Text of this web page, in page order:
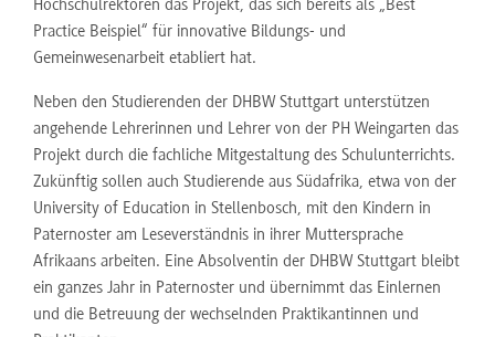
Hochschulrektoren das Projekt, das sich bereits als „Best
Practice Beispiel“ für innovative Bildungs- und
Gemeinwesenarbeit etabliert hat.
Neben den Studierenden der DHBW Stuttgart unterstützen
angehende Lehrerinnen und Lehrer von der PH Weingarten das
Projekt durch die fachliche Mitgestaltung des Schulunterrichts.
Zukünftig sollen auch Studierende aus Südafrika, etwa von der
University of Education in Stellenbosch, mit den Kindern in
Paternoster am Leseverständnis in ihrer Muttersprache
Afrikaans arbeiten. Eine Absolventin der DHBW Stuttgart bleibt
ein ganzes Jahr in Paternoster und übernimmt das Einlernen
und die Betreuung der wechselnden Praktikantinnen und